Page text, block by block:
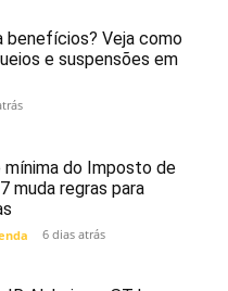
benefícios? Veja como
e suspensões em
mínima do Imposto de
muda regras para
6 dias atrás